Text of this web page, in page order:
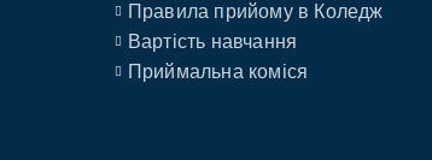
Правила прийому в Коледж
Вартість навчання
Приймальна коміся